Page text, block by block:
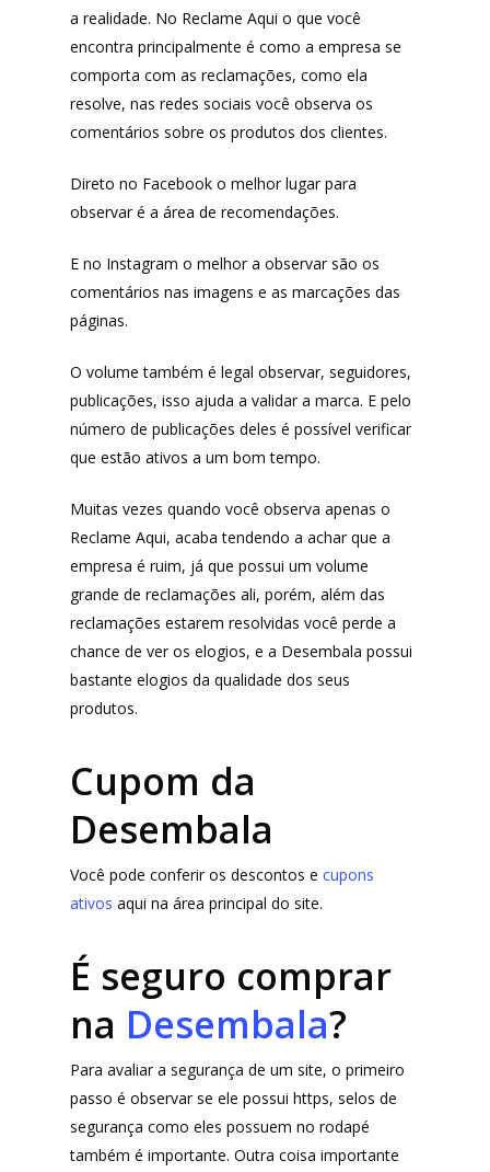
a realidade. No Reclame Aqui o que você
encontra principalmente é como a empresa se
comporta com as reclamações, como ela
resolve, nas redes sociais você observa os
comentários sobre os produtos dos clientes.
Direto no Facebook o melhor lugar para
observar é a área de recomendações.
E no Instagram o melhor a observar são os
comentários nas imagens e as marcações das
páginas.
O volume também é legal observar, seguidores,
publicações, isso ajuda a validar a marca. E pelo
número de publicações deles é possível verificar
que estão ativos a um bom tempo.
Muitas vezes quando você observa apenas o
Reclame Aqui, acaba tendendo a achar que a
empresa é ruim, já que possui um volume
grande de reclamações ali, porém, além das
reclamações estarem resolvidas você perde a
chance de ver os elogios, e a Desembala possui
bastante elogios da qualidade dos seus
produtos.
Cupom da
Desembala
Você pode conferir os descontos e cupons
ativos aqui na área principal do site.
É seguro comprar
na Desembala?
Para avaliar a segurança de um site, o primeiro
passo é observar se ele possui https, selos de
segurança como eles possuem no rodapé
também é importante. Outra coisa importante
Produtos
Cafés
Lista de lojas
Sofast
DenimZero
ExtremeUV
Dunard
Moda Infantil
MindsUp
Divertida Moda
Moda Com Carinho
Me Indique uma
MAIS ACESSADOS
Amazon
Wevans
MindsUp